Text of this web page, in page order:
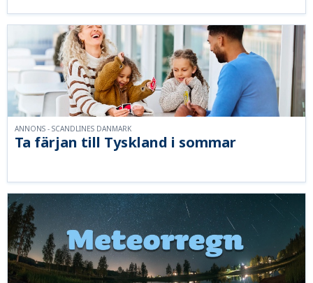
Ta färjan till Tyskland i sommar
ANNONS - SCANDLINES DANMARK